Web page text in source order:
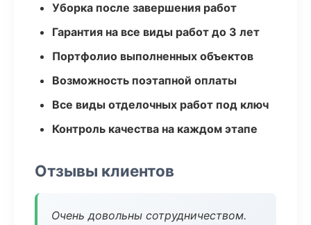
Уборка после завершения работ
Гарантия на все виды работ до 3 лет
Портфолио выполненных объектов
Возможность поэтапной оплаты
Все виды отделочных работ под ключ
Контроль качества на каждом этапе
Отзывы клиентов
Очень довольны сотрудничеством.